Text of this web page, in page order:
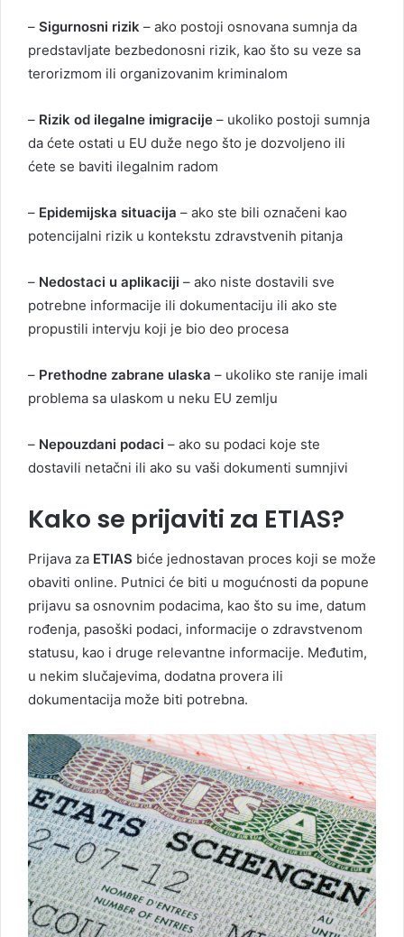
– Sigurnosni rizik – ako postoji osnovana sumnja da
predstavljate bezbedonosni rizik, kao što su veze sa
terorizmom ili organizovanim kriminalom
– Rizik od ilegalne imigracije – ukoliko postoji sumnja
da ćete ostati u EU duže nego što je dozvoljeno ili
ćete se baviti ilegalnim radom
– Epidemijska situacija – ako ste bili označeni kao
potencijalni rizik u kontekstu zdravstvenih pitanja
– Nedostaci u aplikaciji – ako niste dostavili sve
potrebne informacije ili dokumentaciju ili ako ste
propustili intervju koji je bio deo procesa
– Prethodne zabrane ulaska – ukoliko ste ranije imali
problema sa ulaskom u neku EU zemlju
– Nepouzdani podaci – ako su podaci koje ste
dostavili netačni ili ako su vaši dokumenti sumnjivi
Kako se prijaviti za ETIAS?
Prijava za ETIAS biće jednostavan proces koji se može
obaviti online. Putnici će biti u mogućnosti da popune
prijavu sa osnovnim podacima, kao što su ime, datum
rođenja, pasoški podaci, informacije o zdravstvenom
statusu, kao i druge relevantne informacije. Međutim,
u nekim slučajevima, dodatna provera ili
dokumentacija može biti potrebna.